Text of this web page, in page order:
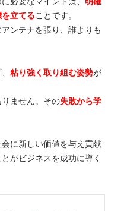
立てる ことです。
ンテナを張り、誰よりも
粘り強く取り組む姿勢が
ません。その失敗から学
に新しい価値を与え貢献
がビジネスを成功に導く